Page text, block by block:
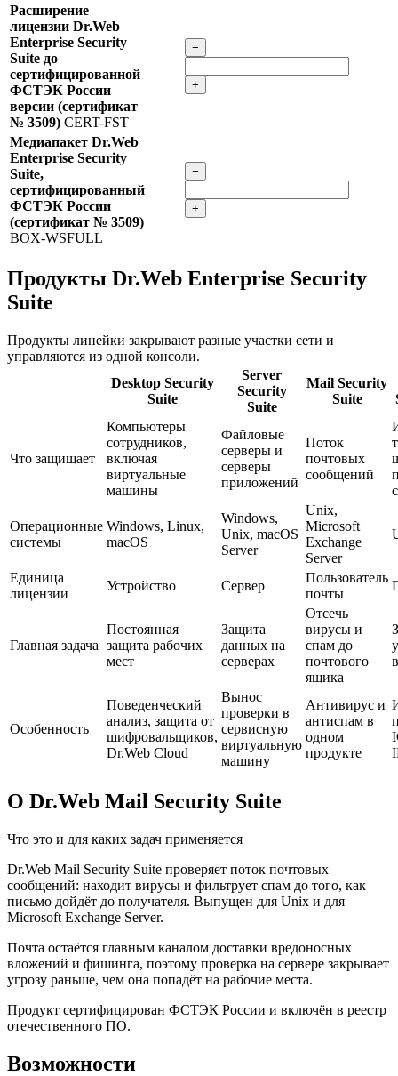
Расширение
лицензии Dr.Web
Enterprise Security
Suite до
сертифицированной
ФСТЭК России
версии (сертификат
№ 3509) CERT-FST
−
+
Медиапакет Dr.Web
Enterprise Security
Suite,
сертифицированный
ФСТЭК России
(сертификат № 3509)
BOX-WSFULL
−
+
Продукты Dr.Web Enterprise Security
Suite
Продукты линейки закрывают разные участки сети и
управляются из одной консоли.
Desktop Security
Suite
Server
Security
Suite
Mail Security
Suite
Что защищает
Компьютеры
сотрудников,
включая
виртуальные
машины
Файловые
серверы и
серверы
приложений
Поток
почтовых
сообщений
Операционные
системы
Windows, Linux,
macOS
Windows,
Unix, macOS
Server
Unix,
Microsoft
Exchange
Server
Единица
лицензии
Устройство Сервер
Пользователь
почты
Главная задача
Постоянная
защита рабочих
мест
Защита
данных на
серверах
Отсечь
вирусы и
спам до
почтового
ящика
Особенность
Поведенческий
анализ, защита от
шифровальщиков,
Dr.Web Cloud
Вынос
проверки в
сервисную
виртуальную
машину
Антивирус и
антиспам в
одном
продукте
О Dr.Web Mail Security Suite
Что это и для каких задач применяется
Dr.Web Mail Security Suite проверяет поток почтовых
сообщений: находит вирусы и фильтрует спам до того, как
письмо дойдёт до получателя. Выпущен для Unix и для
Microsoft Exchange Server.
Почта остаётся главным каналом доставки вредоносных
вложений и фишинга, поэтому проверка на сервере закрывает
угрозу раньше, чем она попадёт на рабочие места.
Продукт сертифицирован ФСТЭК России и включён в реестр
отечественного ПО.
Возможности